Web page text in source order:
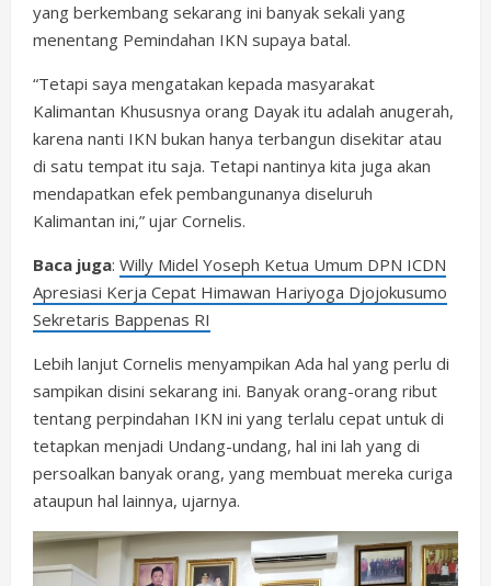
yang berkembang sekarang ini banyak sekali yang
menentang Pemindahan IKN supaya batal.
“Tetapi saya mengatakan kepada masyarakat
Kalimantan Khususnya orang Dayak itu adalah anugerah,
karena nanti IKN bukan hanya terbangun disekitar atau
di satu tempat itu saja. Tetapi nantinya kita juga akan
mendapatkan efek pembangunanya diseluruh
Kalimantan ini,” ujar Cornelis.
Baca juga: Willy Midel Yoseph Ketua Umum DPN ICDN
Apresiasi Kerja Cepat Himawan Hariyoga Djojokusumo
Sekretaris Bappenas RI
Lebih lanjut Cornelis menyampikan Ada hal yang perlu di
sampikan disini sekarang ini. Banyak orang-orang ribut
tentang perpindahan IKN ini yang terlalu cepat untuk di
tetapkan menjadi Undang-undang, hal ini lah yang di
persoalkan banyak orang, yang membuat mereka curiga
ataupun hal lainnya, ujarnya.